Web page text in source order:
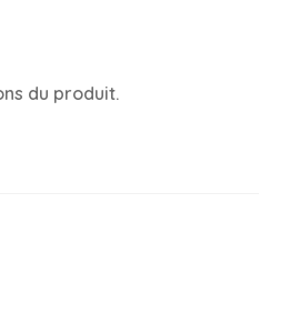
du produit.